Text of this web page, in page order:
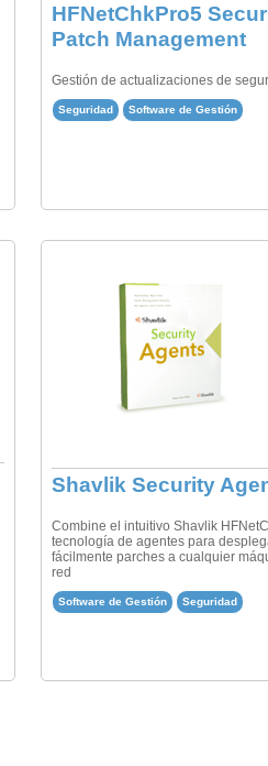
HFNetChkPro5
Patch Management
Gestión de actualizaciones de
Seguridad Software de Gestión
Shavlik Security
Combine el intuitivo Shavlik
tecnología de agentes para
fácilmente parches a cualquier
red
Software de Gestión Seguridad